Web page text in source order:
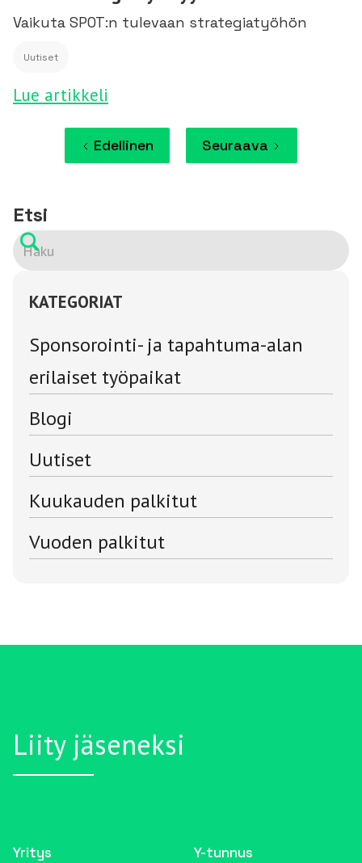
Vaikuta SPOT:n tulevaan strategiatyöhön
Uutiset
Lue artikkeli
Edellinen Seuraava
Etsi
KATEGORIAT
Sponsorointi- ja tapahtuma-alan
erilaiset työpaikat
Blogi
Uutiset
Kuukauden palkitut
Vuoden palkitut
Liity jäseneksi
Yritys Y-tunnus